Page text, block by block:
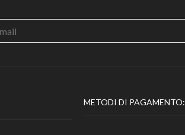
METODI DI PAGAMENTO: